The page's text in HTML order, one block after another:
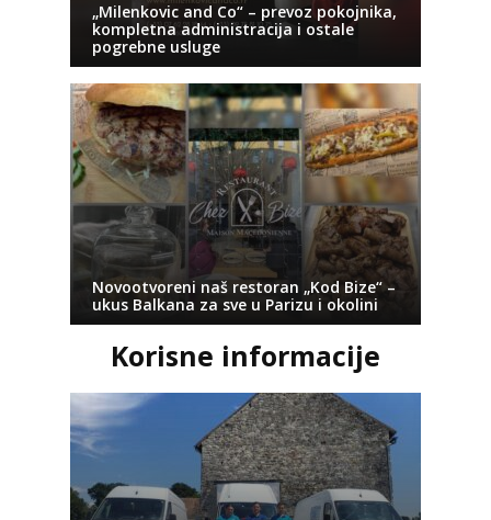
„Milenkovic and Co“ – prevoz pokojnika,
kompletna administracija i ostale
pogrebne usluge
Novootvoreni naš restoran „Kod Bize“ –
ukus Balkana za sve u Parizu i okolini
Korisne informacije